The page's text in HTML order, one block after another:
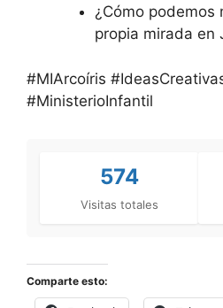
¿Cómo podemos
propia mirada en
#MIArcoíris
#MinisterioInfantil
574
Visitas totales
Comparte esto: